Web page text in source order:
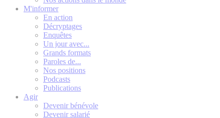
M'informer
En action
Décryptages
Enquêtes
Un jour avec...
Grands formats
Paroles de...
Nos positions
Podcasts
Publications
Agir
Devenir bénévole
Devenir salarié